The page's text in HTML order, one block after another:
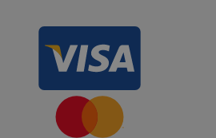
kärnwebbplatsfunktioner som
och kontohantering. Webbplatsen
användas ordentligt utan strikt
Namn